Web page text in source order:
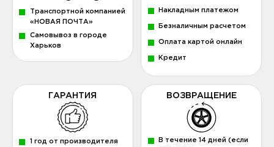
Транспортной компанией
«НОВАЯ ПОЧТА»
Самовывоз в городе
Харьков
Накладным платежом
Безналичным расчетом
Оплата картой онлайн
Кредит
ГАРАНТИЯ
1 год от производителя
ВОЗВРАЩЕНИЕ
В течение 14 дней (если